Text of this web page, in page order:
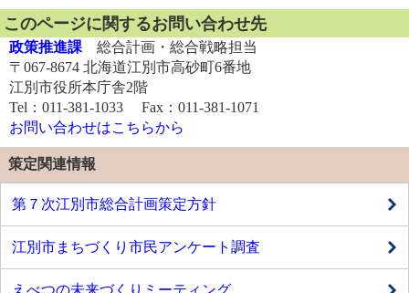
このページに関するお問い合わせ先
政策推進課 総合計画・総合戦略担当
〒067-8674 北海道江別市高砂町6番地
江別市役所本庁舎2階
Tel：011-381-1033 Fax：011-381-1071
お問い合わせはこちらから
策定関連情報
第７次江別市総合計画策定方針
江別市まちづくり市民アンケート調査